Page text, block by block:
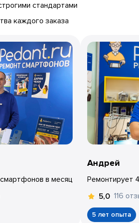
стандартами
каждого заказа
в месяц
Андрей
Ремонтирует
5,0 116
5 лет опыта